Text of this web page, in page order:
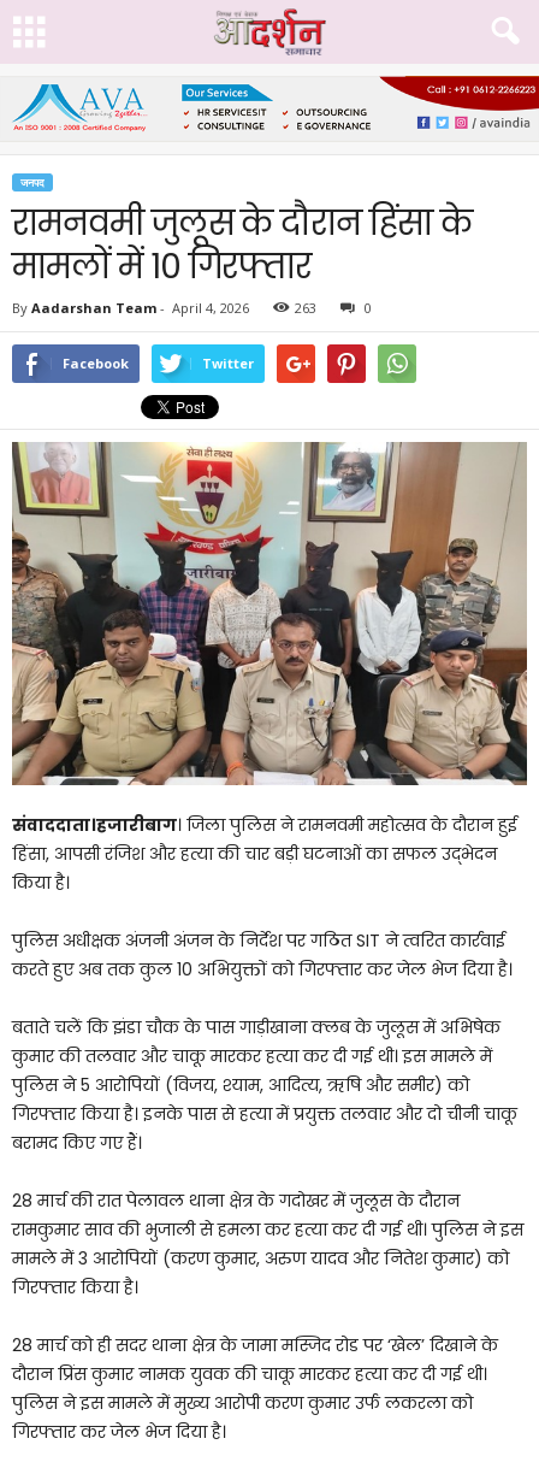
जनपद
रामनवमी जुलूस के दौरान हिंसा के
मामलों में 10 गिरफ्तार
By Aadarshan Team - April 4, 2026 263 0
Facebook Twitter
संवाददाता।​हजारीबाग। जिला पुलिस ने रामनवमी महोत्सव के दौरान हुई
हिंसा, आपसी रंजिश और हत्या की चार बड़ी घटनाओं का सफल उद्भेदन
किया है।
पुलिस अधीक्षक अंजनी अंजन के निर्देश पर गठित SIT ने त्वरित कार्रवाई
करते हुए अब तक कुल 10 अभियुक्तों को गिरफ्तार कर जेल भेज दिया है।​
बताते चलें कि झंडा चौक के पास गाड़ीखाना क्लब के जुलूस में अभिषेक
कुमार की तलवार और चाकू मारकर हत्या कर दी गई थी। इस मामले में
पुलिस ने 5 आरोपियों (विजय, श्याम, आदित्य, ऋषि और समीर) को
गिरफ्तार किया है। इनके पास से हत्या में प्रयुक्त तलवार और दो चीनी चाकू
बरामद किए गए हैं।
28 मार्च की रात पेलावल थाना क्षेत्र के गदोखर में जुलूस के दौरान
रामकुमार साव की भुजाली से हमला कर हत्या कर दी गई थी। पुलिस ने इस
मामले में 3 आरोपियों (करण कुमार, अरुण यादव और नितेश कुमार) को
गिरफ्तार किया है।
28 मार्च को ही सदर थाना क्षेत्र के जामा मस्जिद रोड पर ‘खेल’ दिखाने के
दौरान प्रिंस कुमार नामक युवक की चाकू मारकर हत्या कर दी गई थी।
पुलिस ने इस मामले में मुख्य आरोपी करण कुमार उर्फ लकरला को
गिरफ्तार कर जेल भेज दिया है।